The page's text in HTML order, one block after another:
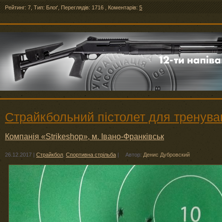
Рейтинг: 7 Тип: Блоґ Переглядів: 1716 Коментарів: 5
Страйкбольний пістолет для
Компанія «Strikeshop», м. Івано-Франківськ
26.12.2017 | Страйкбол Спортивна стрільба | Автор: Денис Дубровский